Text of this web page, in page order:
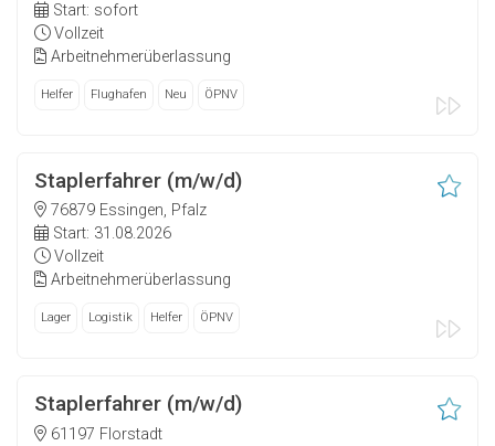
Start: sofort
Vollzeit
Arbeitnehmerüberlassung
Helfer Flughafen Neu ÖPNV
Staplerfahrer (m/w/d)
76879 Essingen, Pfalz
Start: 31.08.2026
Vollzeit
Arbeitnehmerüberlassung
Lager Logistik Helfer ÖPNV
Staplerfahrer (m/w/d)
61197 Florstadt